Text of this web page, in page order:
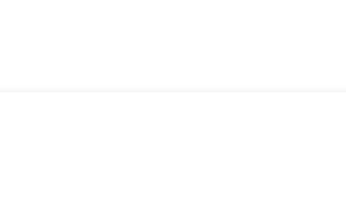
senza complicazioni.
del mercato.